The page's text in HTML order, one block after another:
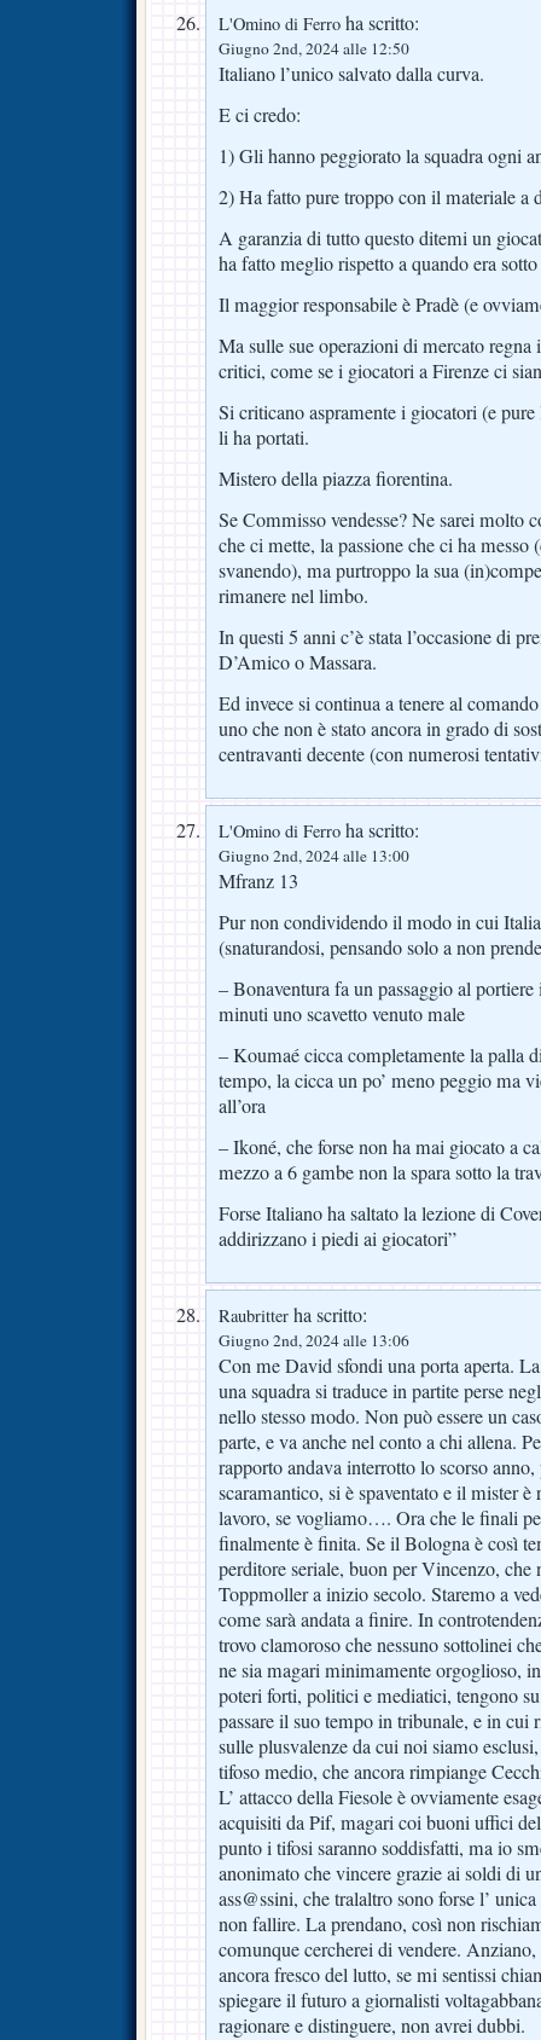
L'Omino di Ferro ha scritto:
Giugno 2nd, 2024 alle 12:50
Italiano l’unico salvato dalla curva.
E ci credo:
1) Gli hanno peggiorato la squadra ogni
2) Ha fatto pure troppo con il materiale a
A garanzia di tutto questo ditemi un
ha fatto meglio rispetto a quando era
Il maggior responsabile è Pradè (e
Ma sulle sue operazioni di mercato
critici, come se i giocatori a Firenze ci
Si criticano aspramente i giocatori (e
li ha portati.
Mistero della piazza fiorentina.
Se Commisso vendesse? Ne sarei molto
che ci mette, la passione che ci ha messo
svanendo), ma purtroppo la sua
rimanere nel limbo.
In questi 5 anni c’è stata l’occasione di
D’Amico o Massara.
Ed invece si continua a tenere al
uno che non è stato ancora in grado di
centravanti decente (con numerosi
L'Omino di Ferro ha scritto:
Giugno 2nd, 2024 alle 13:00
Mfranz 13
Pur non condividendo il modo in cui
(snaturandosi, pensando solo a non
– Bonaventura fa un passaggio al
minuti uno scavetto venuto male
– Koumaé cicca completamente la palla
tempo, la cicca un po’ meno peggio ma
all’ora
– Ikoné, che forse non ha mai giocato a
mezzo a 6 gambe non la spara sotto la
Forse Italiano ha saltato la lezione di
addirizzano i piedi ai giocatori”
Raubritter ha scritto:
Giugno 2nd, 2024 alle 13:06
Con me David sfondi una porta aperta.
una squadra si traduce in partite perse
nello stesso modo. Non può essere un
parte, e va anche nel conto a chi allena.
rapporto andava interrotto lo scorso
scaramantico, si è spaventato e il mister
lavoro, se vogliamo…. Ora che le finali
finalmente è finita. Se il Bologna è così
perditore seriale, buon per Vincenzo, che
Toppmoller a inizio secolo. Staremo a
come sarà andata a finire. In
trovo clamoroso che nessuno sottolinei
ne sia magari minimamente orgoglioso,
poteri forti, politici e mediatici, tengono
passare il suo tempo in tribunale, e in cui
sulle plusvalenze da cui noi siamo
tifoso medio, che ancora rimpiange
L’ attacco della Fiesole è ovviamente
acquisiti da Pif, magari coi buoni uffici
punto i tifosi saranno soddisfatti, ma io
anonimato che vincere grazie ai soldi di
ass@ssini, che tralaltro sono forse l’
non fallire. La prendano, così non
comunque cercherei di vendere.
ancora fresco del lutto, se mi sentissi
spiegare il futuro a giornalisti
ragionare e distinguere, non avrei dubbi.